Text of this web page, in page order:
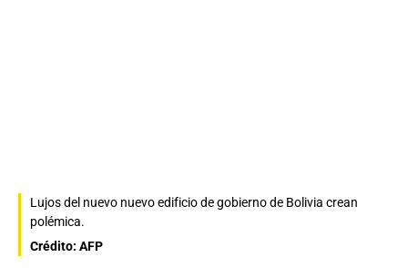
Lujos del nuevo nuevo edificio de gobierno de Bolivia crean
polémica.
Crédito: AFP